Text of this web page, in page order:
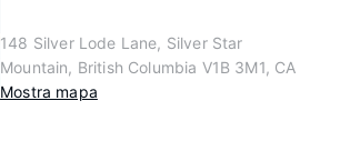
148 Silver Lode Lane, Silver Star
Mountain, British Columbia V1B 3M1, CA
Mostra mapa